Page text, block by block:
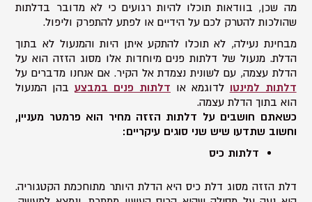
מה שכן, בוודאות תוכלו להיות רגועים כי לא מדובר בדלתות
שהולכות להטרק לכם על הידיים או לפתע להתפרק וליפול.
מבחינת נעילה, לא תוכלו להתקע איתן היות והמנעול לא בתוך
הדלת. מנעול של דלתות פנים מיוחדות אלו מסוג הזזה הוא על
הדלת עצמה, עם לשונית נצמדת אל הקיר. אם אנחנו מדברים על
דלתות למינטו לדוגמא או דלתות פנים במבצעבהן המנעול
הוא בתוך הדלת עצמה.
כשאתם חושבים על דלתות הזזה מחיר הוא פרמטר מעניין,
וחשוב שתדעו שיש שני סוגים עיקריים:
דלתות כיס
דלת הזזה מסוג דלת כיס היא הדלת היותר מתוחכמת הקטגוריה.